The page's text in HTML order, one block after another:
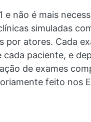
não é mais
simuladas
por atores. Cada
paciente, e
de exames
feito nos